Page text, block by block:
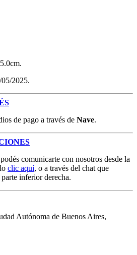
05/2025.
de pago a través de Nave.
comunicarte con nosotros desde la
clic aquí, o a través del chat que
inferior derecha.
Autónoma de Buenos Aires,